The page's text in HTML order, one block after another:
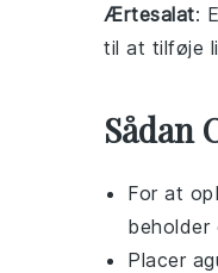
Ærtesalat:
til at tilføje
Sådan
For at
beholder
Placer